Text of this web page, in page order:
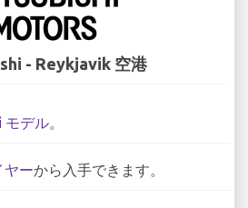
- Reykjavik 空港
モデル。
ヤーから入手できます。